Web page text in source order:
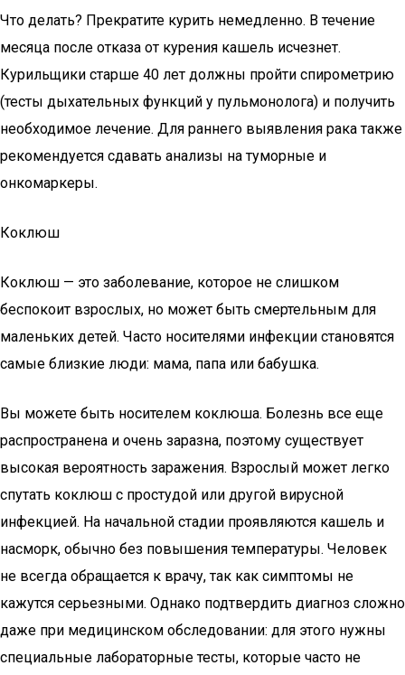
Что делать? Прекратите курить немедленно. В течение
месяца после отказа от курения кашель исчезнет.
Курильщики старше 40 лет должны пройти спирометрию
(тесты дыхательных функций у пульмонолога) и получить
необходимое лечение. Для раннего выявления рака также
рекомендуется сдавать анализы на туморные и
онкомаркеры.
Коклюш
Коклюш — это заболевание, которое не слишком
беспокоит взрослых, но может быть смертельным для
маленьких детей. Часто носителями инфекции становятся
самые близкие люди: мама, папа или бабушка.
Вы можете быть носителем коклюша. Болезнь все еще
распространена и очень заразна, поэтому существует
высокая вероятность заражения. Взрослый может легко
спутать коклюш с простудой или другой вирусной
инфекцией. На начальной стадии проявляются кашель и
насморк, обычно без повышения температуры. Человек
не всегда обращается к врачу, так как симптомы не
кажутся серьезными. Однако подтвердить диагноз сложно
даже при медицинском обследовании: для этого нужны
специальные лабораторные тесты, которые часто не